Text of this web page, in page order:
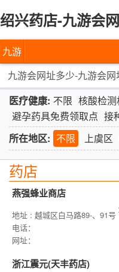
绍兴药店-九游会
九游
会网
址多
少-九
游会
网址
最新
九游会网址多少-九游会
医疗健康: 不限 核酸检测
避孕药具免费领取点 接
所在地区: 不限 上虞区
药店
燕强蜂业商店
地址 : 越城区白马路89-、91号
电话：
网址：
浙江震元(天丰药店)